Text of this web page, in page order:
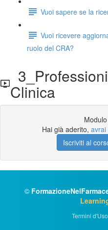
Vuoi sapere se la
Vuoi ricevere
ruolo del CRA?
Clinica
Hai già aderito, avrai
Iscriviti al
©
Termini d'Uso